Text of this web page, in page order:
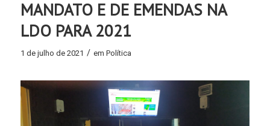
MANDATO E DE EMENDAS NA
LDO PARA 2021
1 de julho de 2021 / em Política